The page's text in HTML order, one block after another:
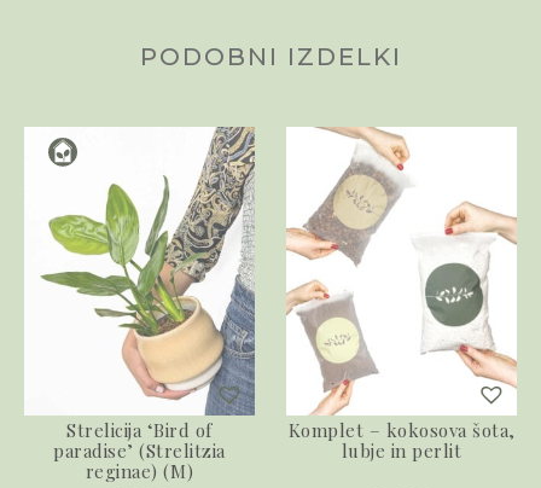
PODOBNI IZDELKI
Strelicija ‘Bird of
paradise’ (Strelitzia
reginae) (M)
Komplet – kokosova šota,
lubje in perlit